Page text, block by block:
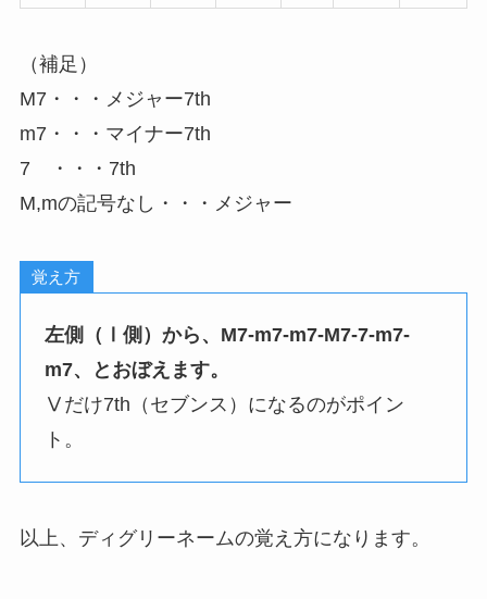
（補足）
M7・・・メジャー7th
m7・・・マイナー7th
7 ・・・7th
M,mの記号なし・・・メジャー
覚え方
左側（Ⅰ側）から、M7-m7-m7-M7-7-m7-
m7、とおぼえます。
Ⅴだけ7th（セブンス）になるのがポイン
ト。
以上、ディグリーネームの覚え方になります。